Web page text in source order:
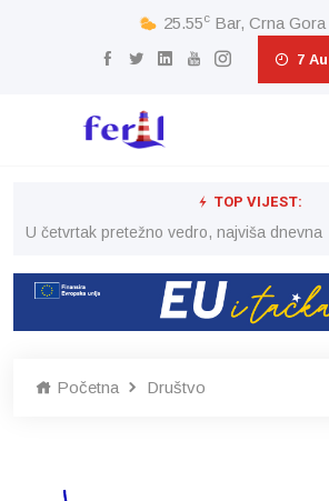
25.55c Bar, Crna Gora
7
TOP VIJEST:
U četvrtak pretežno vedro, najviša
Početna Društvo